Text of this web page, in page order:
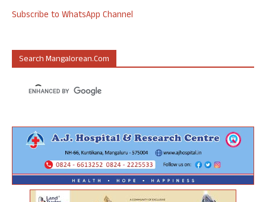
Subscribe to WhatsApp Channel
Search Mangalorean.com